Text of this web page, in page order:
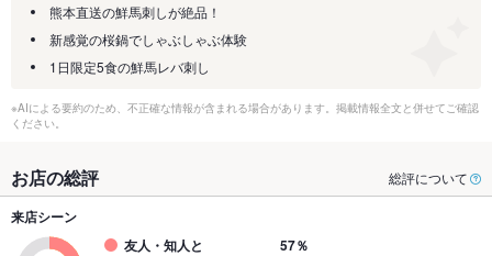
熊本直送の鮮馬刺しが絶品！
新感覚の桜鍋でしゃぶしゃぶ体験
1日限定5食の鮮馬レバ刺し
※AIによる要約のため、不正確な情報が含まれる場合があります。掲載情報全文と併せてご確認
ください。
お店の総評 総評について
来店シーン
友人・知人と
57％